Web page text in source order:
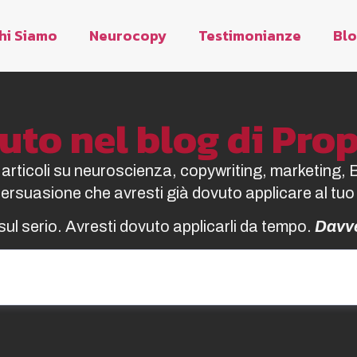
Siamo Neurocopy Testimonianze
nel blog di
su neuroscienza, copywriting, marketing,
che avresti già dovuto applicare al
serio. Avresti dovuto applicarli da tempo.